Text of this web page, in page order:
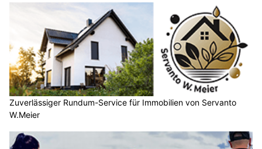
Zuverlässiger Rundum-Service für Immobilien von Servanto
W.Meier